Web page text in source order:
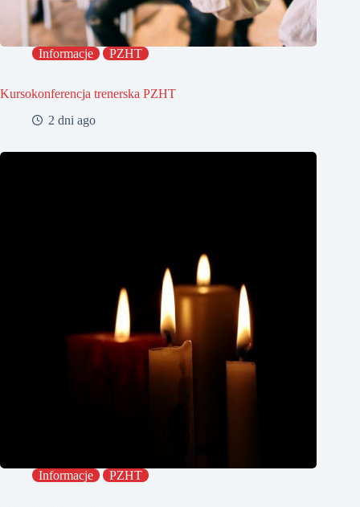
Informacje PZHT
Kursokonferencja trenerska PZHT
2 dni ago
Informacje PZHT